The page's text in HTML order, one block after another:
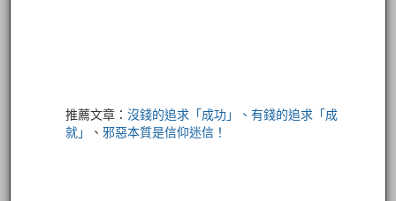
推薦文章：沒錢的追求「成功」、有錢的追求「成
就」
、邪惡本質是信仰迷信！